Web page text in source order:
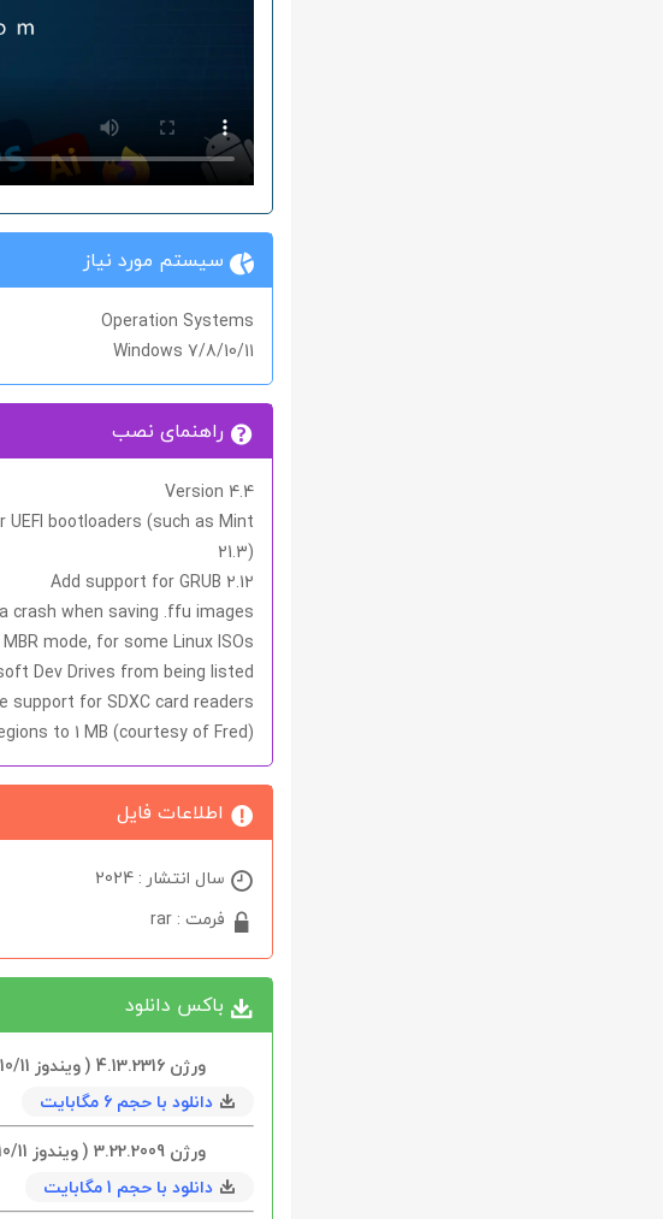
سیستم مورد نیاز
Operation Systems
Windows 7/8/10/11
راهنمای نصب
Version 4.4
bootloaders (such as Mint
21.3)
Add support for GRUB 2.12
crash when saving .ffu images
mode, for some Linux ISOs
Dev Drives from being listed
support for SDXC card readers
to 1 MB (courtesy of Fred)
اطلاعات فایل
سال انتشار : 2024
فرمت : rar
باکس دانلود
ورژن 4.13.2316 ( و‌یندوز 8/10/11 )
دانلود با حجم 6 مگابایت
ورژن 3.22.2009 ( و‌یندوز 7/8/10/11 )
دانلود با حجم 1 مگابایت